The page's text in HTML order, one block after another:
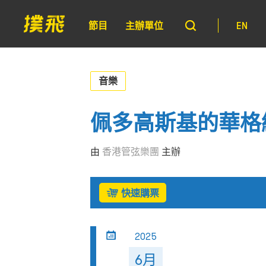
節目 主辦單位 EN
音樂
佩多高斯基的華
由 香港管弦樂團 主辦
快速購票
2025
6月